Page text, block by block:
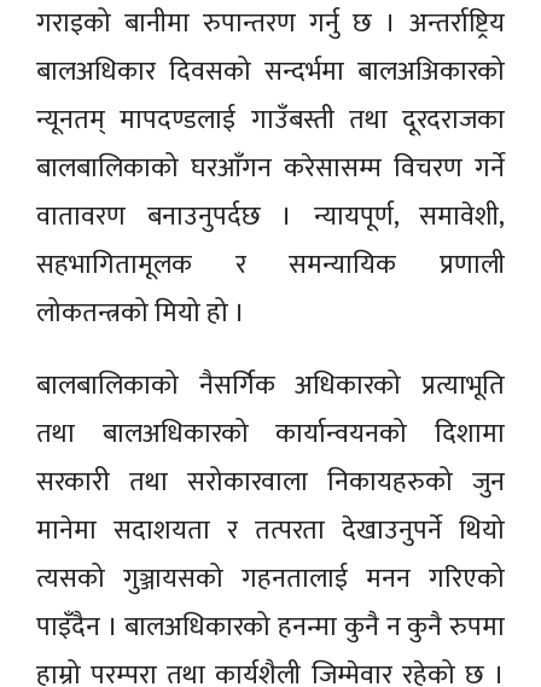
गराइको बानीमा रुपान्तरण गर्नु छ । अन्तर्राष्ट्रिय
बालअधिकार दिवसको सन्दर्भमा बालअअिकारको
न्यूनतम् मापदण्डलाई गाउँबस्ती तथा दूरदराजका
बालबालिकाको घरआँगन करेसासम्म विचरण गर्ने
वातावरण बनाउनुपर्दछ । न्यायपूर्ण, समावेशी,
सहभागितामूलक र समन्यायिक प्रणाली
लोकतन्त्रको मियो हो ।
बालबालिकाको नैसर्गिक अधिकारको प्रत्याभूति
तथा बालअधिकारको कार्यान्वयनको दिशामा
सरकारी तथा सरोकारवाला निकायहरुको जुन
मानेमा सदाशयता र तत्परता देखाउनुपर्ने थियो
त्यसको गुञ्जायसको गहनतालाई मनन गरिएको
पाइँदैन । बालअधिकारको हनन्मा कुनै न कुनै रुपमा
हाम्रो परम्परा तथा कार्यशैली जिम्मेवार रहेको छ ।